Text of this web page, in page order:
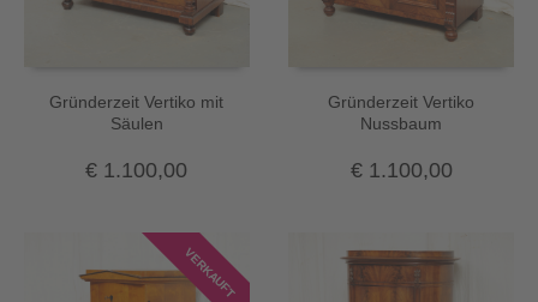
Gründerzeit Vertiko mit
Säulen
€ 1.100,00
Gründerzeit Vertiko
Nussbaum
€1.100,00
VERKAUFT